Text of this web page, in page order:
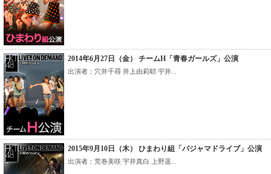
2014年6月27日（金） チームH「青春ガールズ」公演
出演者：穴井千尋 井上由莉耶 宇井...
2015年9月10日（木） ひまわり組「パジャマドライブ」公演
出演者：荒巻美咲 宇井真白 上野遥...